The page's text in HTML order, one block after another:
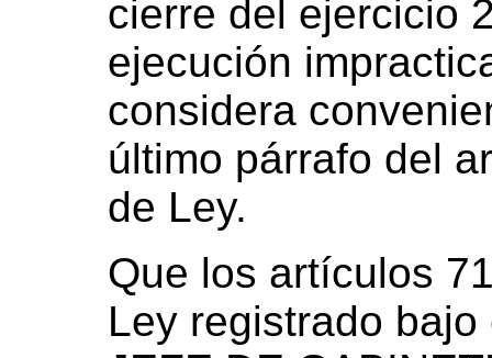
cierre del ejercicio
ejecución
considera
último párrafo del
de Ley.
Que los artículos
Ley registrado